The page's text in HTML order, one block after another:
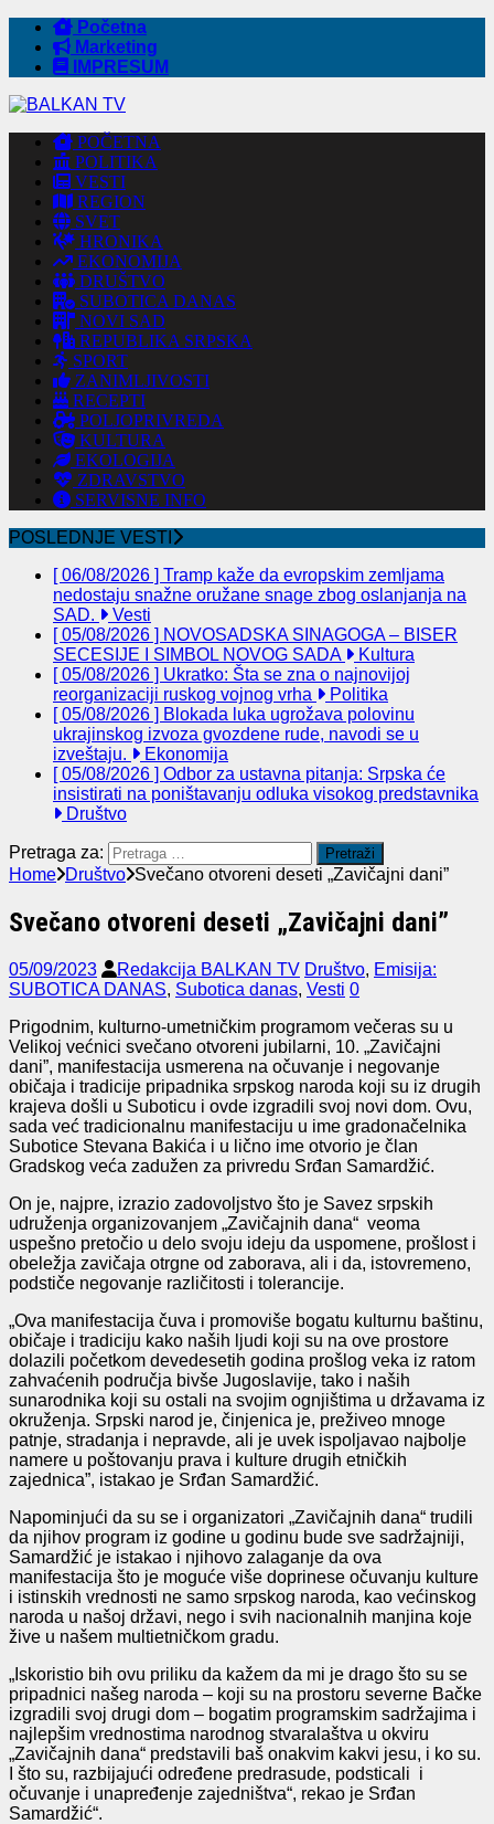
Početna
Marketing
IMPRESUM
POČETNA
POLITIKA
VESTI
REGION
SVET
HRONIKA
EKONOMIJA
DRUŠTVO
SUBOTICA DANAS
NOVI SAD
REPUBLIKA SRPSKA
SPORT
ZANIMLJIVOSTI
RECEPTI
POLJOPRIVREDA
KULTURA
EKOLOGIJA
ZDRAVSTVO
SERVISNE INFO
POSLEDNJE VESTI
[ 06/08/2026 ] Tramp kaže da evropskim zemljama
nedostaju snažne oružane snage zbog oslanjanja na
SAD.
Vesti
[ 05/08/2026 ] NOVOSADSKA SINAGOGA – BISER
SECESIJE I SIMBOL NOVOG SADA
Kultura
[ 05/08/2026 ] Ukratko: Šta se zna o najnovijoj
reorganizaciji ruskog vojnog vrha
Politika
[ 05/08/2026 ] Blokada luka ugrožava polovinu
ukrajinskog izvoza gvozdene rude, navodi se u
izveštaju.
Ekonomija
[ 05/08/2026 ] Odbor za ustavna pitanja: Srpska će
insistirati na poništavanju odluka visokog predstavnika
Društvo
Pretraga za:
Home Društvo Svečano otvoreni deseti „Zavičajni dani”
Svečano otvoreni deseti „Zavičajni dani”
05/09/2023 Redakcija BALKAN TV Društvo, Emisija:
SUBOTICA DANAS, Subotica danas, Vesti 0
Prigodnim, kulturno-umetničkim programom večeras su u
Velikoj većnici svečano otvoreni jubilarni, 10. „Zavičajni
dani”, manifestacija usmerena na očuvanje i negovanje
običaja i tradicije pripadnika srpskog naroda koji su iz drugih
krajeva došli u Suboticu i ovde izgradili svoj novi dom. Ovu,
sada već tradicionalnu manifestaciju u ime gradonačelnika
Subotice Stevana Bakića i u lično ime otvorio je član
Gradskog veća zadužen za privredu Srđan Samardžić.
On je, najpre, izrazio zadovoljstvo što je Savez srpskih
udruženja organizovanjem „Zavičajnih dana“ veoma
uspešno pretočio u delo svoju ideju da uspomene, prošlost i
obeležja zavičaja otrgne od zaborava, ali i da, istovremeno,
podstiče negovanje različitosti i tolerancije.
„Ova manifestacija čuva i promoviše bogatu kulturnu baštinu,
običaje i tradiciju kako naših ljudi koji su na ove prostore
dolazili početkom devedesetih godina prošlog veka iz ratom
zahvaćenih područja bivše Jugoslavije, tako i naših
sunarodnika koji su ostali na svojim ognjištima u državama iz
okruženja. Srpski narod je, činjenica je, preživeo mnoge
patnje, stradanja i nepravde, ali je uvek ispoljavao najbolje
namere u poštovanju prava i kulture drugih etničkih
zajednica”, istakao je Srđan Samardžić.
Napominjući da su se i organizatori „Zavičajnih dana“ trudili
da njihov program iz godine u godinu bude sve sadržajniji,
Samardžić je istakao i njihovo zalaganje da ova
manifestacija što je moguće više doprinese očuvanju kulture
i istinskih vrednosti ne samo srpskog naroda, kao većinskog
naroda u našoj državi, nego i svih nacionalnih manjina koje
žive u našem multietničkom gradu.
„Iskoristio bih ovu priliku da kažem da mi je drago što su se
pripadnici našeg naroda – koji su na prostoru severne Bačke
izgradili svoj drugi dom – bogatim programskim sadržajima i
najlepšim vrednostima narodnog stvaralaštva u okviru
„Zavičajnih dana“ predstavili baš onakvim kakvi jesu, i ko su.
I što su, razbijajući određene predrasude, podsticali i
očuvanje i unapređenje zajedništva“, rekao je Srđan
Samardžić“.